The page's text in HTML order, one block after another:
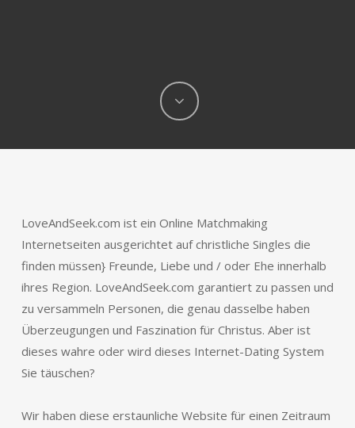
LoveAndSeek.com ist ein Online Matchmaking
Internetseiten ausgerichtet auf christliche Singles die
finden müssen} Freunde, Liebe und / oder Ehe innerhalb
ihres Region. LoveAndSeek.com garantiert zu passen und
zu versammeln Personen, die genau dasselbe haben
Überzeugungen und Faszination für Christus. Aber ist
dieses wahre oder wird dieses Internet-Dating System
Sie täuschen?
Wir haben diese erstaunliche Website für einen Zeitraum